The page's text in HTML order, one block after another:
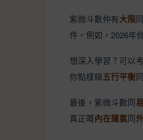
紫微斗數仲有大限同
件。例如，2026年
想深入學習？可以
你點樣睇五行平衡同
最後，紫微斗數同
真正嘅內在運氣同